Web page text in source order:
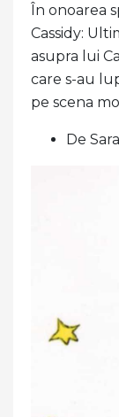
În onoarea
Cassidy:
asupra lui
care s-au
pe scena
De